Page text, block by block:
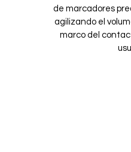
de marcadores
agilizando el
marco del